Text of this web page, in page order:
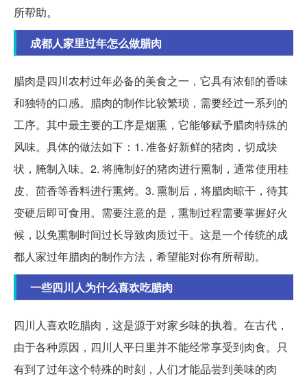
所帮助。
成都人家里过年怎么做腊肉
腊肉是四川农村过年必备的美食之一，它具有浓郁的香味
和独特的口感。腊肉的制作比较繁琐，需要经过一系列的
工序。其中最主要的工序是烟熏，它能够赋予腊肉特殊的
风味。具体的做法如下：1. 准备好新鲜的猪肉，切成块
状，腌制入味。2. 将腌制好的猪肉进行熏制，通常使用桂
皮、茴香等香料进行熏烤。3. 熏制后，将腊肉晾干，待其
变硬后即可食用。需要注意的是，熏制过程需要掌握好火
候，以免熏制时间过长导致肉质过干。这是一个传统的成
都人家过年腊肉的制作方法，希望能对你有所帮助。
一些四川人为什么喜欢吃腊肉
四川人喜欢吃腊肉，这是源于对家乡味的执着。在古代，
由于各种原因，四川人平日里并不能经常享受到肉食。只
有到了过年这个特殊的时刻，人们才能品尝到美味的肉